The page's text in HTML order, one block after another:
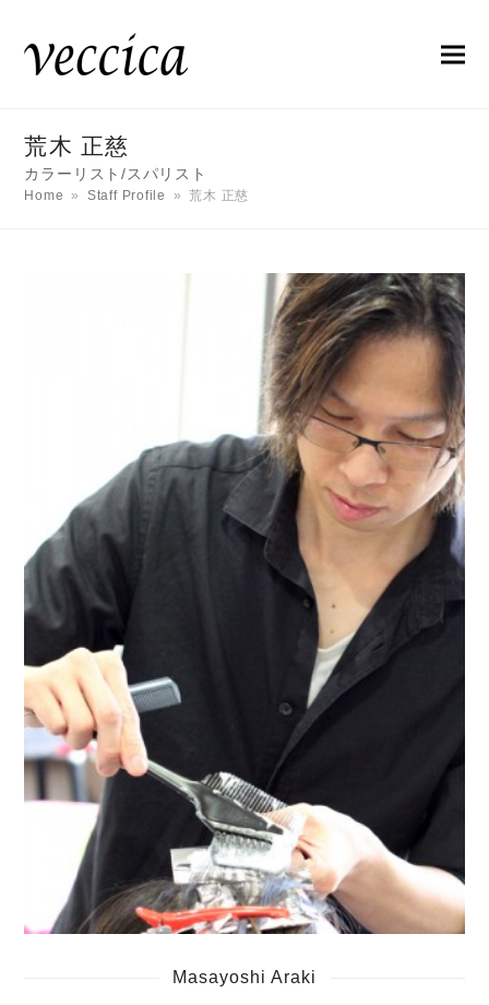
荒木 正慈
カラーリスト/スパリスト
Home » Staff Profile » 荒木 正慈
Masayoshi Araki